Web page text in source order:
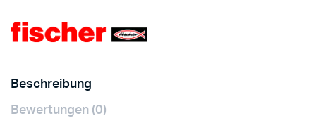
Beschreibung
Bewertungen (0)